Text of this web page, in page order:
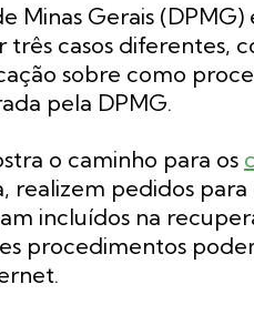
Minas Gerais
três casos diferentes,
sobre como
pela DPMG.
o caminho para os
realizem pedidos para
incluídos na
procedimentos